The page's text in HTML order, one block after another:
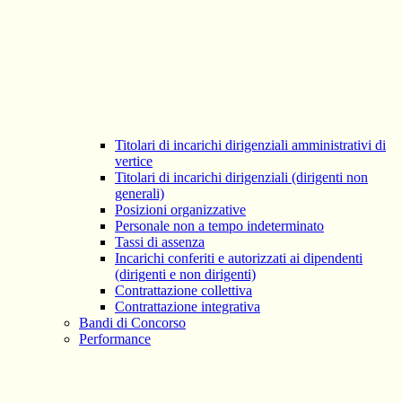
Titolari di incarichi dirigenziali amministrativi di
vertice
Titolari di incarichi dirigenziali (dirigenti non
generali)
Posizioni organizzative
Personale non a tempo indeterminato
Tassi di assenza
Incarichi conferiti e autorizzati ai dipendenti
(dirigenti e non dirigenti)
Contrattazione collettiva
Contrattazione integrativa
Bandi di Concorso
Performance